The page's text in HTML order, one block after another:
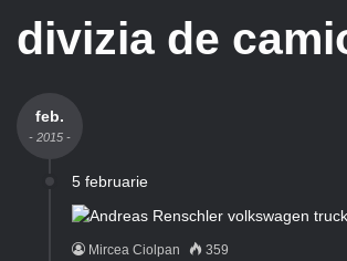
divizia de
feb.
- 2015 -
5 februarie
Mircea Ciolpan 359